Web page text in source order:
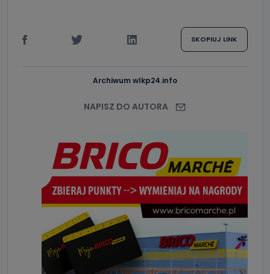
SKOPIUJ LINK
Archiwum wlkp24.info
NAPISZ DO AUTORA